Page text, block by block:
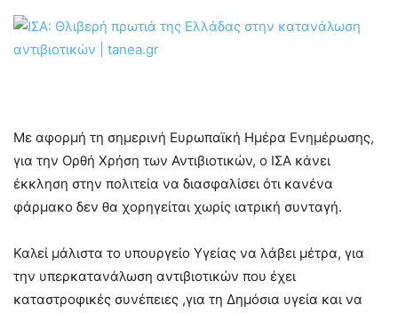
Με αφορμή τη σημερινή Ευρωπαϊκή Ημέρα Ενημέρωσης,
για την Ορθή Χρήση των Αντιβιοτικών, ο ΙΣΑ κάνει
έκκληση στην πολιτεία να διασφαλίσει ότι κανένα
φάρμακο δεν θα χορηγείται χωρίς ιατρική συνταγή.
Καλεί μάλιστα το υπουργείο Υγείας να λάβει μέτρα, για
την υπερκατανάλωση αντιβιοτικών που έχει
καταστροφικές συνέπειες ,για τη Δημόσια υγεία και να